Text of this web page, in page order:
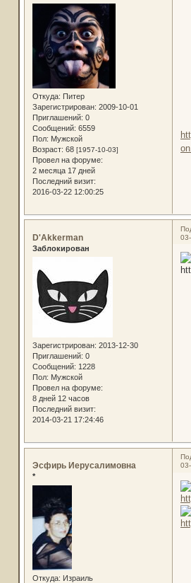
Откуда: Питер
Зарегистрирован: 2009-10-01
Приглашений: 0
Сообщений: 6559
Пол: Мужской
Возраст: 68 [1957-10-03]
Провел на форуме:
2 месяца 17 дней
Последний визит:
2016-03-22 12:00:25
D'Akkerman
Заблокирован
Зарегистрирован: 2013-12-30
Приглашений: 0
Сообщений: 1228
Пол: Мужской
Провел на форуме:
8 дней 12 часов
Последний визит:
2014-03-21 17:24:46
Эсфирь Иерусалимовна
*
Откуда: Израиль